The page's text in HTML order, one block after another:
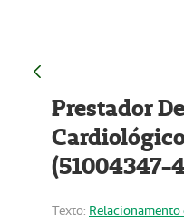
Prestador
(51004347-
Texto: